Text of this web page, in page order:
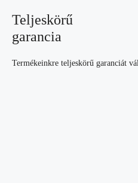
Teljeskörű
garancia
Termékeinkre teljeskörű garanciát